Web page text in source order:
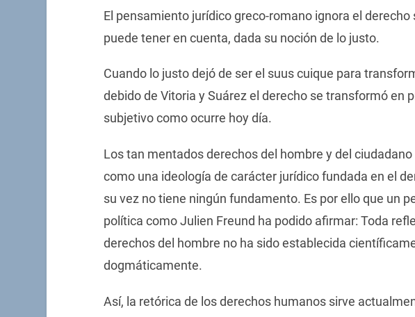
El pensamiento jurídico greco-romano ignora el
puede tener en cuenta, dada su noción de lo justo.
Cuando lo justo dejó de ser el suus cuique para
debido de Vitoria y Suárez el derecho se transformó en
subjetivo como ocurre hoy día.
Los tan mentados derechos del hombre y del
como una ideología de carácter jurídico fundada en el
su vez no tiene ningún fundamento. Es por ello que un
política como Julien Freund ha podido afirmar: Toda
derechos del hombre no ha sido establecida
dogmáticamente.
Así, la retórica de los derechos humanos sirve